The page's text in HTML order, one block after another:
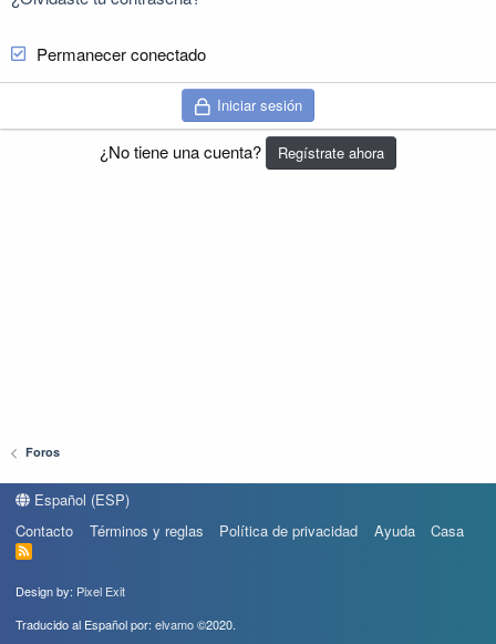
Permanecer conectado
Iniciar sesión
¿No tiene una cuenta? Regístrate ahora
Foros
Español (ESP)
Contacto
Términos y reglas Política de privacidad Ayuda Casa
R
S
Design by: Pixel Exit
Traducido al Español por: elvamo©2020.